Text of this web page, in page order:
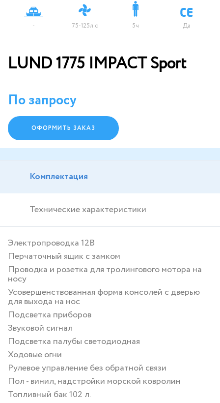
- 75-125л.с 5ч Да
LUND 1775 IMPACT Sport
По запросу
ОФОРМИТЬ ЗАКАЗ
Комплектация
Технические характеристики
Электропроводка 12В
Перчаточный ящик с замком
Проводка и розетка для тролингового мотора на
носу
Усовершенствованная форма консолей с дверью
для выхода на нос
Подсветка приборов
Звуковой сигнал
Подсветка палубы светодиодная
Ходовые огни
Рулевое управление без обратной связи
Пол - винил, надстройки морской ковролин
Топливный бак 102 л.